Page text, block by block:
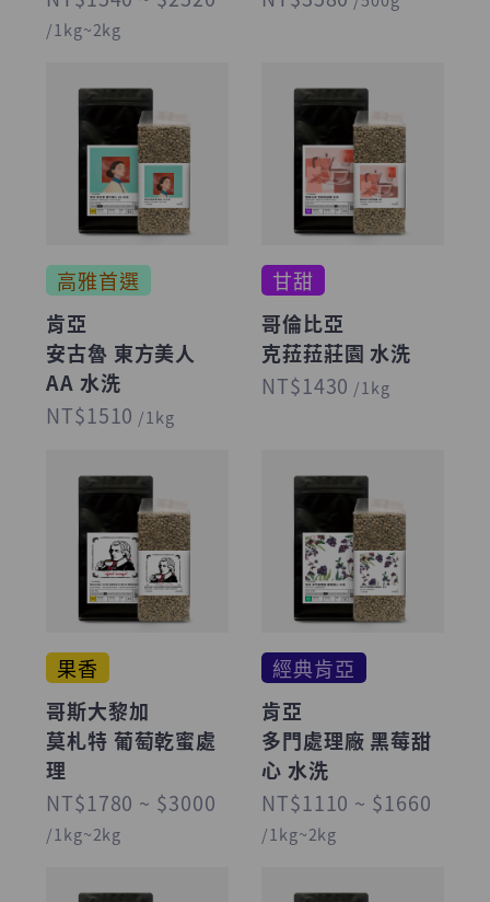
/1kg~2kg
高雅首選
肯亞
安古魯 東方美人
AA 水洗
NT$1510 /1kg
甘甜
哥倫比亞
克菈菈莊園 水洗
NT$1430 /1kg
果香
哥斯大黎加
莫札特 葡萄乾蜜處
理
NT$1780 ~ $3000
/1kg~2kg
經典肯亞
肯亞
多門處理廠 黑莓甜
心 水洗
NT$1110 ~ $1660
/1kg~2kg